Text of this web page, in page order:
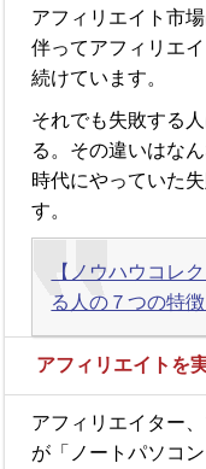
アフィリエイト市
伴ってアフィリエ
続けています。
それでも失敗する
る。その違いはな
時代にやっていた
す。
【ノウハウコレ
る人の７つの特徴
アフィリエイトを
アフィリエイター
が「ノートパソコ